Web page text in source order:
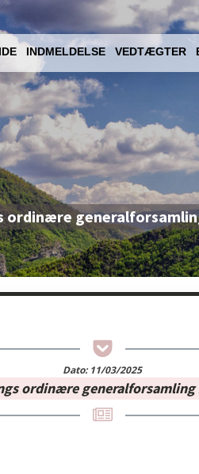
INDMELDELSE VEDTÆGTER
ordinære
Dato: 11/03/2025
ordinære generalforsamling